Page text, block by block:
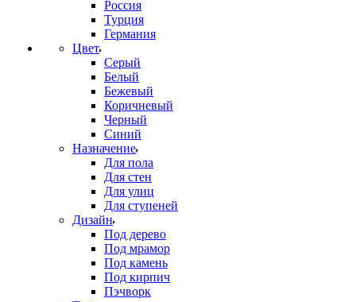
Россия
Турция
Германия
Цвет
Серый
Белый
Бежевый
Коричневый
Черный
Синий
Назначение
Для пола
Для стен
Для улиц
Для ступеней
Дизайн
Под дерево
Под мрамор
Под камень
Под кирпич
Пэчворк